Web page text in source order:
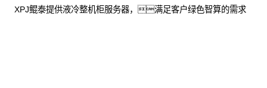
XPJ鲲泰提供液冷整机柜服务器，满足客户绿色智算的需求